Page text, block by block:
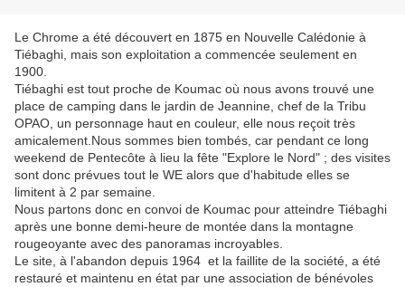
Le Chrome a été découvert en 1875 en Nouvelle Calédonie à
Tiébaghi, mais son exploitation a commencée seulement en
1900.
Tiébaghi est tout proche de Koumac où nous avons trouvé une
place de camping dans le jardin de Jeannine, chef de la Tribu
OPAO, un personnage haut en couleur, elle nous reçoit très
amicalement. Nous sommes bien tombés, car pendant ce long
weekend de Pentecôte à lieu la fête "Explore le Nord" ; des visites
sont donc prévues tout le WE alors que d'habitude elles se
limitent à 2 par semaine.
Nous partons donc en convoi de Koumac pour atteindre Tiébaghi
après une bonne demi-heure de montée dans la montagne
rougeoyante avec des panoramas incroyables.
Le site, à l'abandon depuis 1964 et la faillite de la société, a été
restauré et maintenu en état par une association de bénévoles